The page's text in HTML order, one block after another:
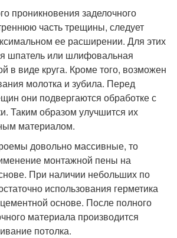
проникновения заделочного
часть трещины, следует
ее расширении. Для этих
шпатель или шлифовальная
в виде круга. Кроме того, возможен
молотка и зубила. Перед
они подвергаются обработке с
Таким образом улучшится их
материалом.
довольно массивные, то
монтажной пены на
При наличии небольших по
использования герметика
основе. После полного
материала производится
потолка.